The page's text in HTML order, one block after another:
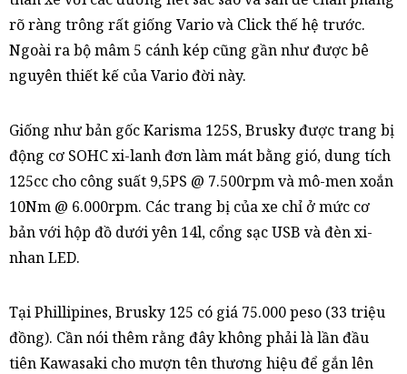
rõ ràng trông rất giống Vario và Click thế hệ trước.
Ngoài ra bộ mâm 5 cánh kép cũng gần như được bê
nguyên thiết kế của Vario đời này.
Giống như bản gốc Karisma 125S, Brusky được trang bị
động cơ SOHC xi-lanh đơn làm mát bằng gió, dung tích
125cc cho công suất 9,5PS @ 7.500rpm và mô-men xoắn
10Nm @ 6.000rpm. Các trang bị của xe chỉ ở mức cơ
bản với hộp đồ dưới yên 14l, cổng sạc USB và đèn xi-
nhan LED.
Tại Phillipines, Brusky 125 có giá 75.000 peso (33 triệu
đồng). Cần nói thêm rằng đây không phải là lần đầu
tiên Kawasaki cho mượn tên thương hiệu để gắn lên